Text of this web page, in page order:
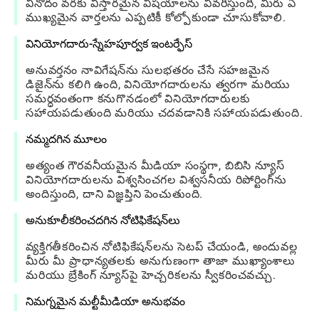
వినోదం వరకు విస్తారమైన విషయాలను వివరిస్తుంది, మీరు ఏ
ముఖ్యమైన వార్తలను ఎప్పటికీ కోల్పోకుండా చూసుకోవాలి.
వినియోగదారు-స్నేహపూర్వక ఇంటర్ఫేస్
అనువర్తనం నావిగేషన్‌ను సులభతరం చేసే సహజమైన
డిజైన్‌ను కలిగి ఉంది, వినియోగదారులను త్వరగా మరియు
సమర్ధవంతంగా కనుగొనడంలో వినియోగదారులకు
సహాయపడుతుంది మరియు చదవడానికి సహాయపడుతుంది.
నమ్మదగిన మూలం
అత్యంత గౌరవనీయమైన మీడియా సంస్థగా, బిబిసి న్యూస్
వినియోగదారులను విశ్వసించగల విశ్వసనీయ రిపోర్టింగ్‌ను
అందిస్తుంది, దాని విజ్ఞప్తిని పెంచుతుంది.
అనుకూలీకరించదగిన నోటిఫికేషన్‌లు
వ్యక్తిగతీకరించిన నోటిఫికేషన్‌లను సెటప్ చేయండి, అందువల్ల
మీరు మీ ప్రాధాన్యతలకు అనుగుణంగా తాజా ముఖ్యాంశాలు
మరియు బ్రేకింగ్ న్యూస్‌పై హెచ్చరికలను స్వీకరించవచ్చు.
నిమగ్నమైన మల్టీమీడియా అనుభవం